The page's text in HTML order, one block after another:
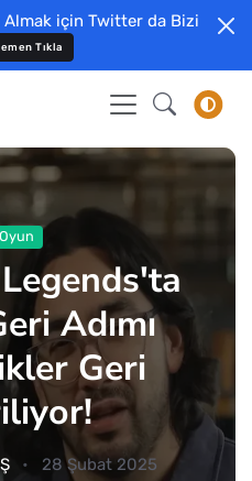
Almak için Twitter da Bizi
Tıkla
Oyun
Adımı
Geri
28 Şubat 2025